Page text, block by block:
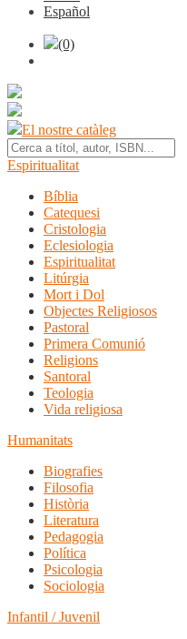
Español
(0)
El nostre catàleg
Espiritualitat
Bíblia
Catequesi
Cristologia
Eclesiologia
Espiritualitat
Litúrgia
Mort i Dol
Objectes Religiosos
Pastoral
Primera Comunió
Religions
Santoral
Teologia
Vida religiosa
Humanitats
Biografies
Filosofia
Història
Literatura
Pedagogia
Política
Psicologia
Sociologia
Infantil / Juvenil